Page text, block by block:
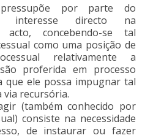
por parte do
interesse directo na
acto, concebendo-se tal
como uma posição de
relativamente a
proferida em processo
que ele possa impugnar tal
via recursória.
(também conhecido por
consiste na necessidade
de instaurar ou fazer